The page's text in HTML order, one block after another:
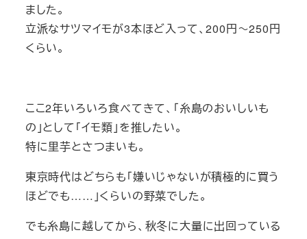
ました。
立派なサツマイモが3本ほど入って、200円～250円
くらい。
ここ2年いろいろ食べてきて、「糸島のおいしいも
の」として「イモ類」を推したい。
特に里芋とさつまいも。
東京時代はどちらも「嫌いじゃないが積極的に買う
ほどでも……」くらいの野菜でした。
でも糸島に越してから、秋冬に大量に出回っている